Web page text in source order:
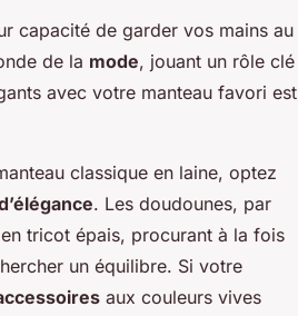
capacité de garder vos mains au
de la mode, jouant un rôle clé
avec votre manteau favori est
classique en laine, optez
. Les doudounes, par
tricot épais, procurant à la fois
un équilibre. Si votre
aux couleurs vives